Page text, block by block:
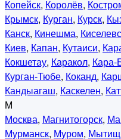
Копейск, Королёв,
Крымск, Курган, Курск,
Канск, Кинешма,
Киев, Капан, Кутаиси,
Кокшетау, Каракол, Кара-
Курган-Тюбе, Коканд,
Кандыагаш, Каскелен,
М
Москва, Магнитогорск,
Мурманск, Муром,